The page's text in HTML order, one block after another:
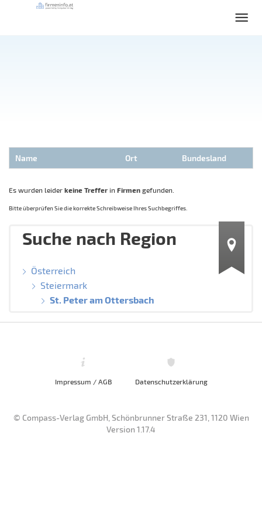
Name Ort Bundesland
Es wurden leider keine Treffer in Firmen gefunden.
Bitte überprüfen Sie die korrekte Schreibweise Ihres Suchbegriffes.
Suche nach Region
Österreich
Steiermark
St. Peter am Ottersbach
Impressum / AGB Datenschutzerklärung
© Compass-Verlag GmbH, Schönbrunner Straße 231, 1120 Wien
Version 1.17.4